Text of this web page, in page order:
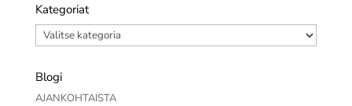
Kategoriat
Kategoriat
Blogi
AJANKOHTAISTA